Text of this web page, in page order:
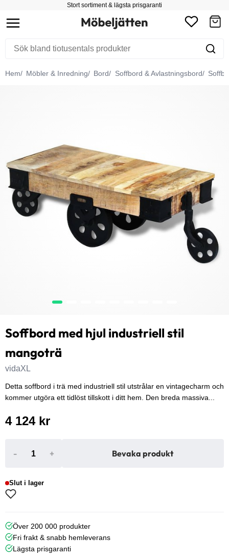
Stort sortiment & lägsta prisgaranti
Hem Möbler & Inredning Bord Soffbord & Avlastningsbord
Soffbord med hjul industriell stil
mangoträ
vidaXL
Detta soffbord i trä med industriell stil utstrålar en vintagecharm och
kommer utgöra ett tidlöst tillskott i ditt hem. Den breda massiva...
4 124 kr
- + Bevaka produkt
Slut i lager
Över 200 000 produkter
Fri frakt & snabb hemleverans
Lägsta prisgaranti